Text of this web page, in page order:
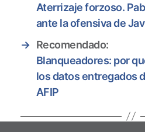
Aterrizaje forzoso.
ante la ofensiva de
→ Recomendado:
Blanqueadores: por
los datos entregados
AFIP